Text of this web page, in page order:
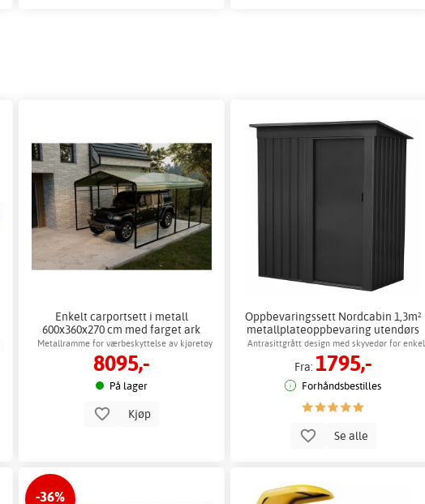
Enkelt carportsett i metall
600x360x270 cm med farget ark
Metallramme for værbeskyttelse av kjøretøy
8095,-
På lager
Kjøp
Oppbevaringssett Nordcabin 1,3m²
metallplateoppbevaring utendørs
oppbevaring
Antrasittgrått design med skyvedør for enkel
tilgang
Fra: 1795,-
Forhåndsbestilles
Se alle
-36%